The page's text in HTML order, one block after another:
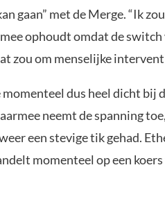
gaan” met de Merge. “Ik
ophoudt omdat de
zou om menselijke
dus heel dicht bij
neemt de spanning
een stevige tik gehad.
momenteel op een